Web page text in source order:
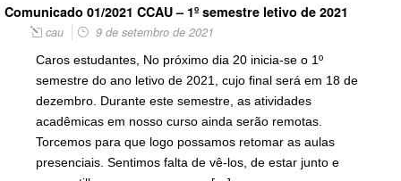
Comunicado 01/2021 CCAU – 1º semestre letivo de 2021
cau 9 de setembro de 2021
Caros estudantes, No próximo dia 20 inicia-se o 1º
semestre do ano letivo de 2021, cujo final será em 18 de
dezembro. Durante este semestre, as atividades
acadêmicas em nosso curso ainda serão remotas.
Torcemos para que logo possamos retomar as aulas
presenciais. Sentimos falta de vê-los, de estar junto e